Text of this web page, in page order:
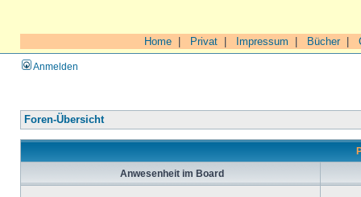
Home Privat Impressum Bücher|
Anmelden
Foren-Übersicht
Anwesenheit im Board